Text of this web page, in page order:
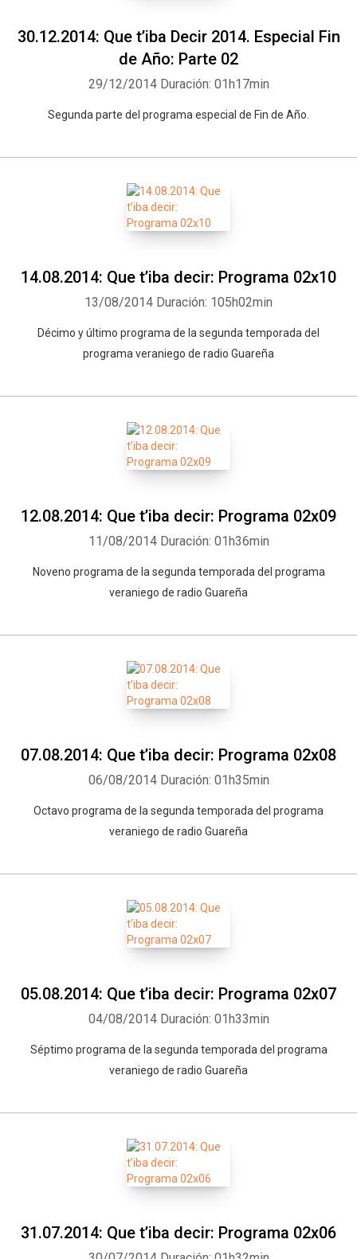
30.12.2014: Que t’iba Decir 2014. Especial Fin
de Año: Parte 02
29/12/2014 Duración: 01h17min
Segunda parte del programa especial de Fin de Año.
14.08.2014: Que t’iba decir: Programa 02x10
13/08/2014 Duración: 105h02min
Décimo y último programa de la segunda temporada del
programa veraniego de radio Guareña
12.08.2014: Que t’iba decir: Programa 02x09
11/08/2014 Duración: 01h36min
Noveno programa de la segunda temporada del programa
veraniego de radio Guareña
07.08.2014: Que t’iba decir: Programa 02x08
06/08/2014 Duración: 01h35min
Octavo programa de la segunda temporada del programa
veraniego de radio Guareña
05.08.2014: Que t’iba decir: Programa 02x07
04/08/2014 Duración: 01h33min
Séptimo programa de la segunda temporada del programa
veraniego de radio Guareña
31.07.2014: Que t’iba decir: Programa 02x06